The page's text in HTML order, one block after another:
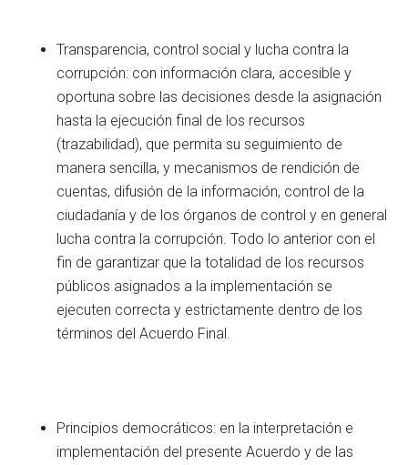
Transparencia, control social y lucha contra la
corrupción: con información clara, accesible y
oportuna sobre las decisiones desde la asignación
hasta la ejecución final de los recursos
(trazabilidad), que permita su seguimiento de
manera sencilla, y mecanismos de rendición de
cuentas, difusión de la información, control de la
ciudadanía y de los órganos de control y en general
lucha contra la corrupción. Todo lo anterior con el
fin de garantizar que la totalidad de los recursos
públicos asignados a la implementación se
ejecuten correcta y estrictamente dentro de los
términos del Acuerdo Final.
Principios democráticos: en la interpretación e
implementación del presente Acuerdo y de las